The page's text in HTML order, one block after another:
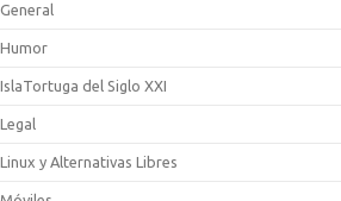
General
Humor
IslaTortuga del Siglo XXI
Legal
Linux y Alternativas Libres